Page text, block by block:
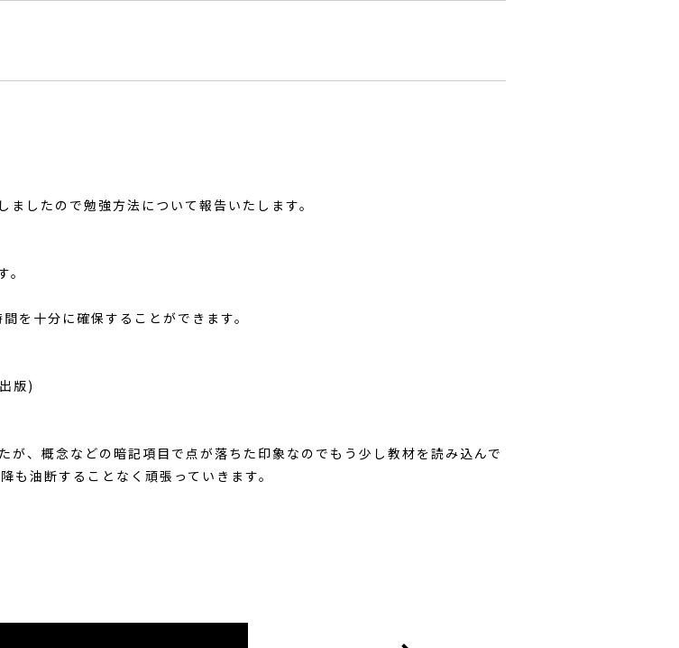
したので勉強方法について報告いたします。
を十分に確保することができます。
版)
、概念などの暗記項目で点が落ちた印象なのでもう少し教材を読み込んで
も油断することなく頑張っていきます。